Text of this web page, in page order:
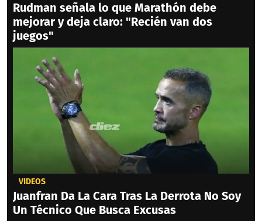
Rudman señala lo que Marathón debe
mejorar y deja claro: "Recién van dos
juegos"
VIDEOS
Juanfran Da La Cara Tras La Derrota No Soy
Un Técnico Que Busca Excusas